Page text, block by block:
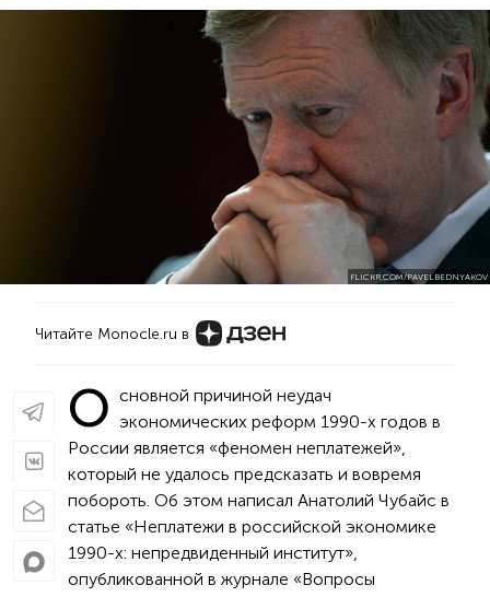
FLICKR.COM/PAVELBEDNYAKOV
Читайте Monocle.ru в
О сновной причиной неудач
экономических реформ 1990-х годов в
России является «феномен неплатежей»,
который не удалось предсказать и вовремя
побороть. Об этом написал Анатолий Чубайс в
статье «Неплатежи в российской экономике
1990-х: непредвиденный институт»,
опубликованной в журнале «Вопросы